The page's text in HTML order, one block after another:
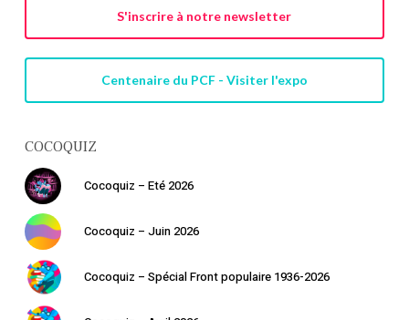
S'inscrire à notre newsletter
Centenaire du PCF - Visiter l'expo
COCOQUIZ
Cocoquiz – Eté 2026
Cocoquiz – Juin 2026
Cocoquiz – Spécial Front populaire 1936-2026